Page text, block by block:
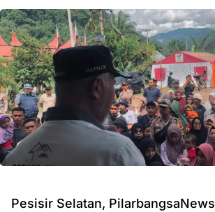
Pesisir Selatan, PilarbangsaNews